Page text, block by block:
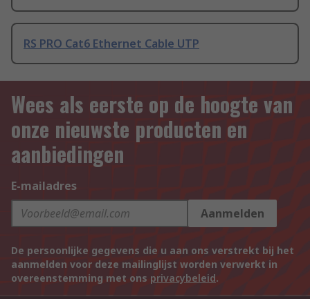
RS PRO Cat6 Ethernet Cable UTP
Wees als eerste op de hoogte van
onze nieuwste producten en
aanbiedingen
E-mailadres
Aanmelden
De persoonlijke gegevens die u aan ons verstrekt bij het
aanmelden voor deze mailinglijst worden verwerkt in
overeenstemming met ons privacybeleid.